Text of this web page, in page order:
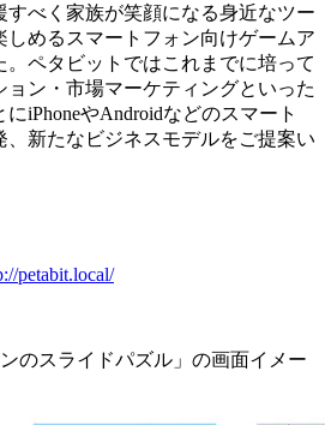
べく家族が笑顔になる身近なツー
しめるスマートフォン向けゲームア
。ペタビットではこれまでに培って
ョン・市場マーケティングといった
iPhoneやAndroidなどのスマート
、新たなビジネスモデルをご提案い
petabit.local/
のスライドパズル」の画面イメー